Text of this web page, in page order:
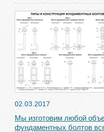
02.03.2017
Мы изготовим любой
фундаментных болтов